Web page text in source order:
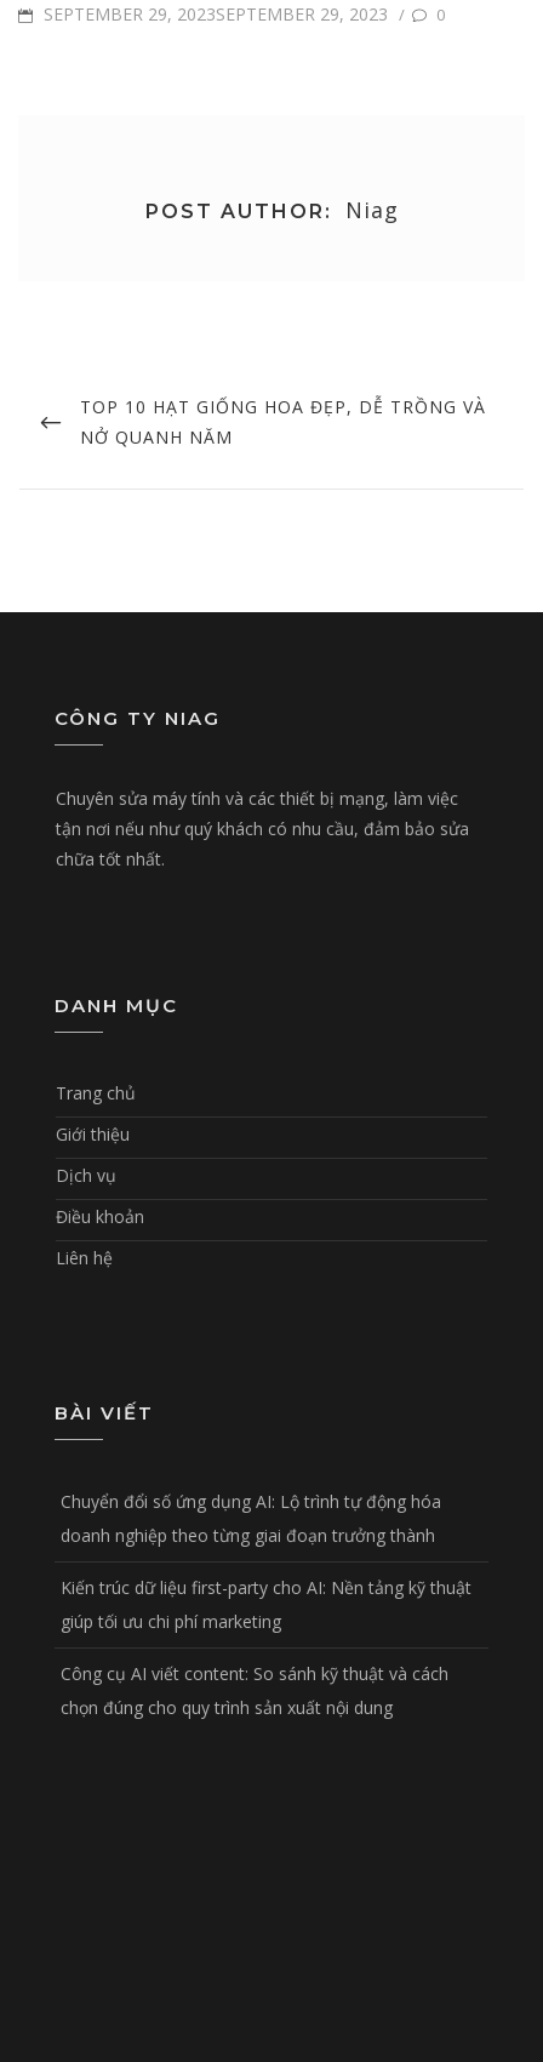
POSTEDSEPTEMBER 29, 2023SEPTEMBER 29, 2023 / 0
POST AUTHOR: Niag
navigation
PREVIOUS
POST
TOP 10 HẠT GIỐNG HOA ĐẸP, DỄ TRỒNG VÀ
NỞ QUANH NĂM
CÔNG TY NIAG
Chuyên sửa máy tính và các thiết bị mạng, làm việc
tận nơi nếu như quý khách có nhu cầu, đảm bảo sửa
chữa tốt nhất.
DANH MỤC
Trang chủ
Giới thiệu
Dịch vụ
Điều khoản
Liên hệ
BÀI VIẾT
Chuyển đổi số ứng dụng AI: Lộ trình tự động hóa
doanh nghiệp theo từng giai đoạn trưởng thành
Kiến trúc dữ liệu first-party cho AI: Nền tảng kỹ thuật
giúp tối ưu chi phí marketing
Công cụ AI viết content: So sánh kỹ thuật và cách
chọn đúng cho quy trình sản xuất nội dung